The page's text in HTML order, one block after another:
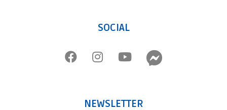
SOCIAL
NEWSLETTER